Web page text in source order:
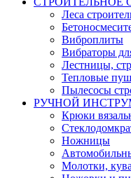
Леса
Виброплиты
Вибраторы
Лестницы,
Тепловые
Пылесосы
РУЧНОЙ
Крюки
Ножницы
Молотки,